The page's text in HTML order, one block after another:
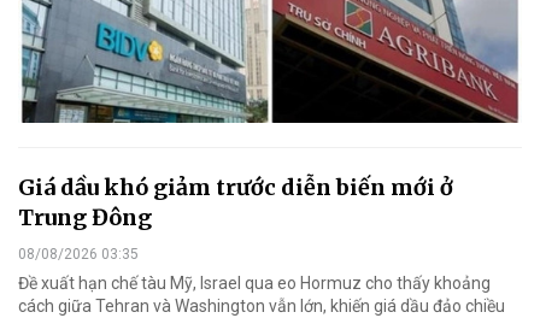
Giá dầu khó giảm trước diễn biến mới ở
Trung Đông
08/08/2026 03:35
Đề xuất hạn chế tàu Mỹ, Israel qua eo Hormuz cho thấy khoảng
cách giữa Tehran và Washington vẫn lớn, khiến giá dầu đảo chiều